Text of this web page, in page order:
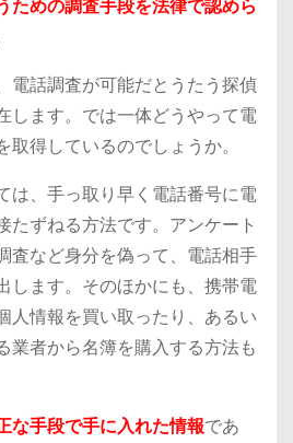
ための調査手段を法律で認めら
電話調査が可能だとうたう探偵
します。では一体どうやって電
得しているのでしょうか。
は、手っ取り早く電話番号に電
たずねる方法です。アンケート
査など身分を偽って、電話相手
します。そのほかにも、携帯電
人情報を買い取ったり、あるい
業者から名簿を購入する方法も
な手段で手に入れた情報であ